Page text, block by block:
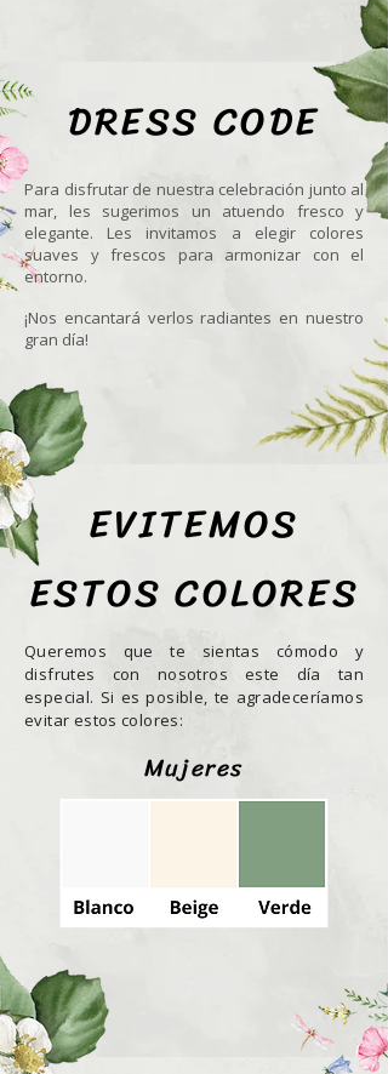
DRESS CODE
Para disfrutar de nuestra celebración junto al
mar, les sugerimos un atuendo fresco y
elegante. Les invitamos a elegir colores
suaves y frescos para armonizar con el
entorno.
¡Nos encantará verlos radiantes en nuestro
gran día!
EVITEMOS
ESTOS COLORES
Queremos que te sientas cómodo y
disfrutes con nosotros este día tan
especial. Si es posible, te agradeceríamos
evitar estos colores:
Mujeres